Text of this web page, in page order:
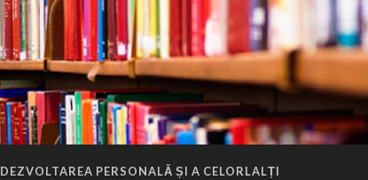
DEZVOLTAREA PERSONALĂ ȘI A CELORLALȚI